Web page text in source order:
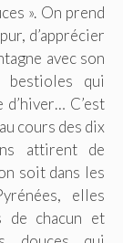
». On prend
d’apprécier
avec son
bestioles qui
C’est
cours des dix
attirent de
soit dans les
elles
de chacun et